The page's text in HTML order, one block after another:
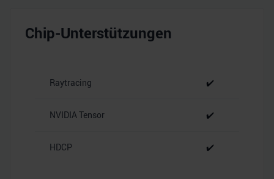
Chip-Unterstützungen
Raytracing ✔️
NVIDIA Tensor ✔️
HDCP ✔️